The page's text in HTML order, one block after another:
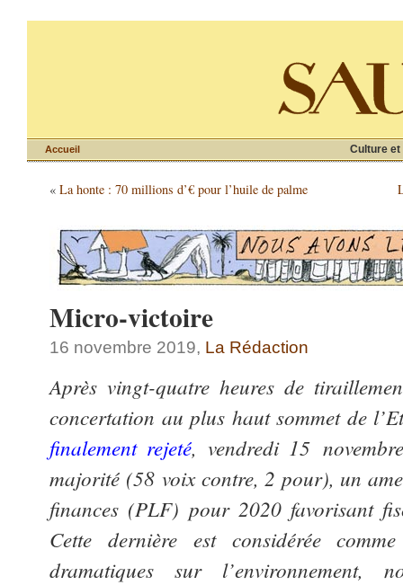
Culture et
Accueil
« La honte : 70 millions d’€ pour l’huile de palme
Micro-victoire
16 novembre 2019, La Rédaction
Après vingt-quatre heures de
concertation au plus haut sommet de
finalement rejeté, vendredi 15
majorité (58 voix contre, 2 pour), un
finances (PLF) pour 2020 favorisant
Cette dernière est considérée
dramatiques sur l’environnement,